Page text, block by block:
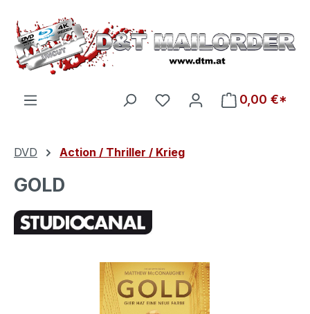
Zum Hauptinhalt springen
Du hast 0 Produkte auf
0,00 €*
DVD Action / Thriller / Krieg
GOLD
Bildergalerie überspringen